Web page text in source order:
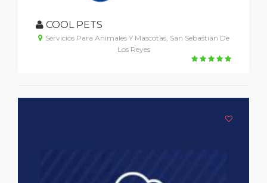
COOL PETS
Servicios Para Animales Y Mascotas, San Sebastián De
Los Reyes